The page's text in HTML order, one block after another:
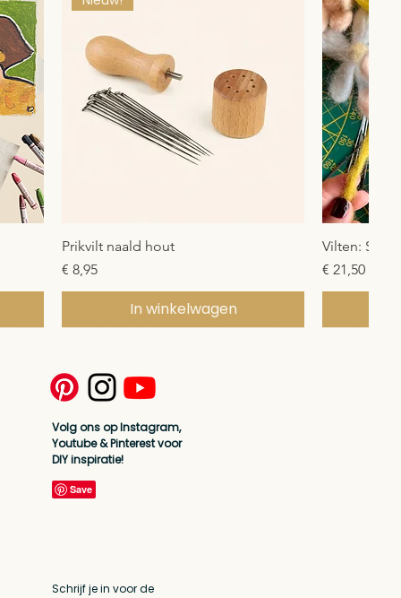
Snel overzicht
Prikvilt naald hout
Prijs
€ 8,95
In winkelwagen
Vilten:
Prijs
€ 21,50
Snel overzicht
Stitch Sampler: Leer borduren
Snel overzicht
Draaddoorsteker
Volg ons op Instagram,
Youtube & Pinterest voor
DIY inspiratie!
Schrijf je in voor de